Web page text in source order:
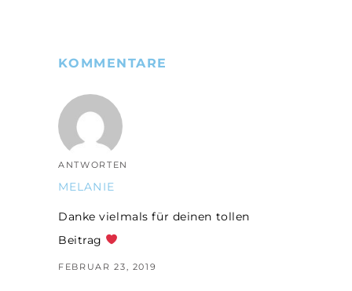
KOMMENTARE
ANTWORTEN
MELANIE
Danke vielmals für deinen tollen
Beitrag
FEBRUAR 23, 2019